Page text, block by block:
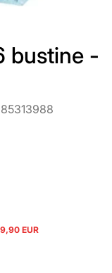
bustine -
EUR